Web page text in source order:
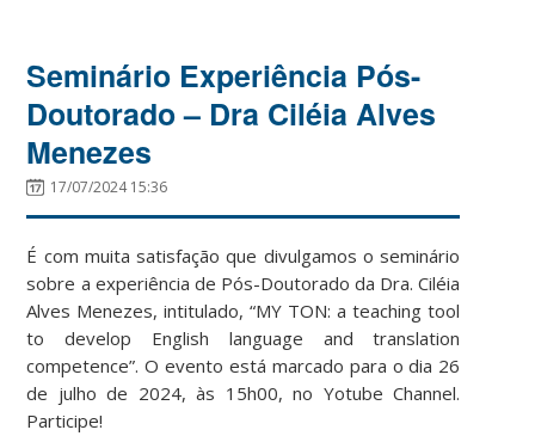
Seminário Experiência Pós-
Doutorado – Dra Ciléia Alves
Menezes
17/07/2024 15:36
É com muita satisfação que divulgamos o seminário
sobre a experiência de Pós-Doutorado da Dra. Ciléia
Alves Menezes, intitulado, “MY TON: a teaching tool
to develop English language and translation
competence”. O evento está marcado para o dia 26
de julho de 2024, às 15h00, no Yotube Channel.
Participe!